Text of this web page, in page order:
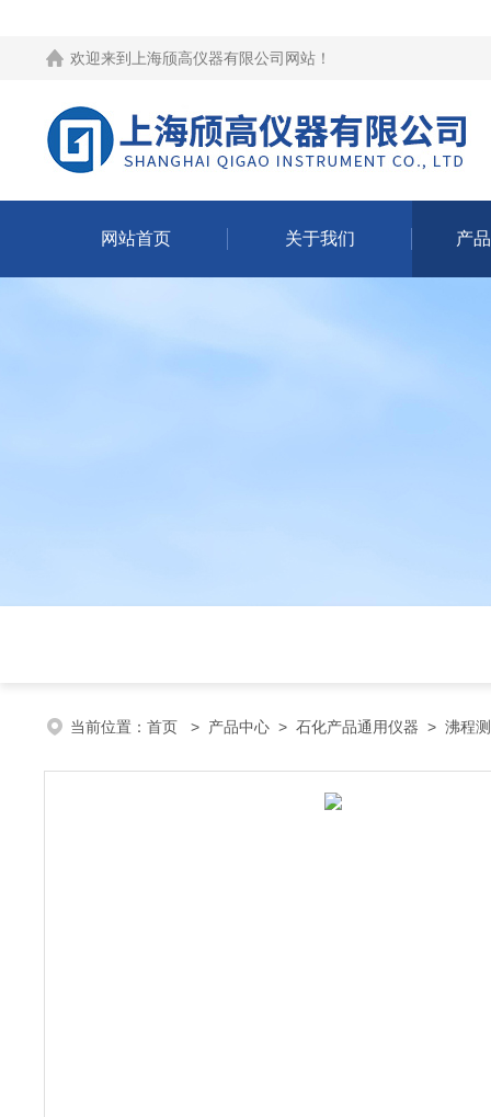
欢迎来到 上海颀高仪器有限公司网站 ！
网站首页 关于我们 产
当前位置： 首页 > 产品中心 > 石化产品通用仪器 > 沸程